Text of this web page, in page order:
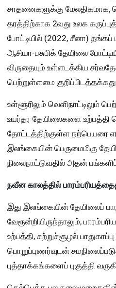
சாதனைகளுக்கு மேலதிகமாக,
தரத்திற்காக 2வது உலக
போட்டியில் (2022, சீனா)
ஆசியா-பசுபிக் தேயிலை
விருதையும் உள்ளடக்கிய
பெற்றுள்ளமை
உள்ளூரிலும் வெளிநாட்டிலும்
உயர்தர தேயிலைகளை உற்பத்தி
தோட்டத்திற்குள்ள நற்பெயரை
இலங்கையின் பெருமைமிகு
நிலைநாட்டுவதில் அதன்
நவீன காலத்தில்
இது இலங்கையின் தேயிலைப்
வேரூன்றியிருந்தாலும்,
உற்பத்தி, சுற்றுச்சூழல்
பொறுப்புணர்வுடன்
புத்தாக்கங்களைப் புகுத்தி